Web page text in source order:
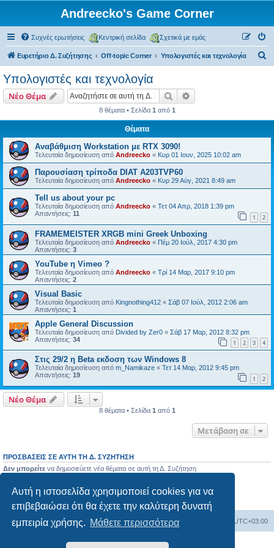
Αυτή η ιστοσελίδα χρησιμοποιεί cookies για να
επιβεβαιώσει ότι θα έχετε την καλύτερη δυνατή
εμπειρία χρήσης. Μάθετε περισσότερα
Andreecko's Game Corner
Συχνές ερωτήσεις Κεντρική σελίδα Σχετικά με εμάς
Ευρετήριο Δ. Συζήτησης Off-topic Corner Υπολογιστές και τεχνολογία
Υπολογιστές και τεχνολογία
Νέο Θέμα Αναζήτηση
8 θέματα • Σελίδα 1 από 1
Θέματα
Αναβάθμιση Workstation με RTX 3090!
Τελευταία δημοσίευση από Andreecko « Κυρ 01 Ιουν, 2025 10:02 am
Παρουσίαση τρίποδα DIAT A203TVP60
Τελευταία δημοσίευση από Andreecko « Κυρ 29 Αύγ, 2021 8:49 am
Tell us about your pc
Τελευταία δημοσίευση από Andreecko « Τετ 04 Απρ, 2018 1:39 pm
Απαντήσεις: 11 1 2
FRAMEMEISTER XRGB mini Greek Unboxing
Τελευταία δημοσίευση από Andreecko « Πέμ 20 Ιούλ, 2017 4:30 pm
Απαντήσεις: 3
YouTube η Vimeo ?
Τελευταία δημοσίευση από Andreecko « Τρί 14 Μαρ, 2017 9:10 pm
Απαντήσεις: 2
Visual Basic
Τελευταία δημοσίευση από Kingnothing412 « Σάβ 07 Ιούλ, 2012 2:06 am
Απαντήσεις: 1
Apple General Discussion
Τελευταία δημοσίευση από Divided by Zer0 « Σάβ 17 Μαρ, 2012 8:32 pm
Απαντήσεις: 34 1 2 3 4
Στις 29/2 η Beta εκδοση των Windows 8
Τελευταία δημοσίευση από m_Namikaze « Τετ 14 Μαρ, 2012 9:45 pm
Απαντήσεις: 19 1 2
Νέο Θέμα
8 θέματα • Σελίδα 1 από 1
Μετάβαση σε
ΠΡΟΣΒΆΣΕΙΣ ΣΕ ΑΥΤΉ ΤΗ Δ. ΣΥΖΉΤΗΣΗ
Δεν μπορείτε να δημοσιεύετε νέα θέματα σε αυτή τη Δ. Συζήτηση
Δεν μπορείτε
να επεξεργάζεστε τις δημοσιεύσεις σας σε αυτή τη Δ. Συζήτηση
Δεν μπορείτενα διαγράφετε τις δημοσιεύσεις σας σε αυτή τη Δ. Συζήτηση
Δεν μπορείτενα επισυνάπτετε αρχεία σε αυτή τη Δ. Συζήτηση
Ευρετήριο Δ. Συζήτησης Όλοι οι χρόνοι είναι UTC+03:00
Δημιουργήθηκε απόphpBB® Forum Software © phpBB Limited